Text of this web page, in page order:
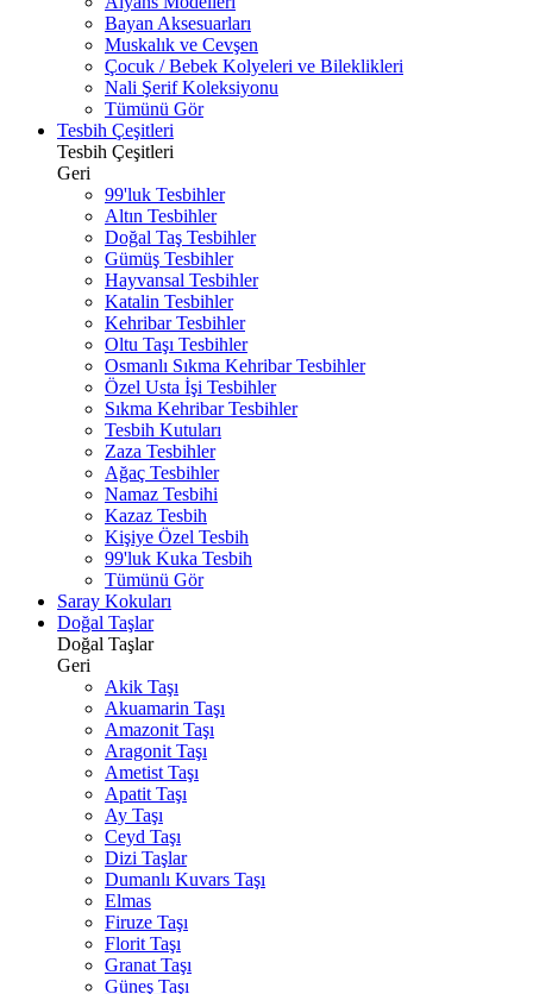
Bayan Aksesuarları
Muskalık ve Cevşen
Çocuk / Bebek Kolyeleri ve Bileklikleri
Nali Şerif Koleksiyonu
Tümünü Gör
Tesbih Çeşitleri
Tesbih Çeşitleri
Geri
99'luk Tesbihler
Altın Tesbihler
Doğal Taş Tesbihler
Gümüş Tesbihler
Hayvansal Tesbihler
Katalin Tesbihler
Kehribar Tesbihler
Oltu Taşı Tesbihler
Osmanlı Sıkma Kehribar Tesbihler
Özel Usta İşi Tesbihler
Sıkma Kehribar Tesbihler
Tesbih Kutuları
Zaza Tesbihler
Ağaç Tesbihler
Namaz Tesbihi
Kazaz Tesbih
Kişiye Özel Tesbih
99'luk Kuka Tesbih
Tümünü Gör
Saray Kokuları
Doğal Taşlar
Doğal Taşlar
Geri
Akik Taşı
Akuamarin Taşı
Amazonit Taşı
Aragonit Taşı
Ametist Taşı
Apatit Taşı
Ay Taşı
Ceyd Taşı
Dizi Taşlar
Dumanlı Kuvars Taşı
Elmas
Firuze Taşı
Florit Taşı
Granat Taşı
Güneş Taşı